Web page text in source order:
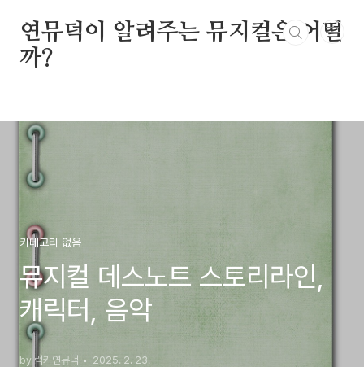
연뮤덕이 알려주는 뮤지컬은 어떨
까?
카테고리 없음
뮤지컬 데스노트 스토리라인,
캐릭터, 음악
by 럭키연뮤덕 2025. 2. 23.